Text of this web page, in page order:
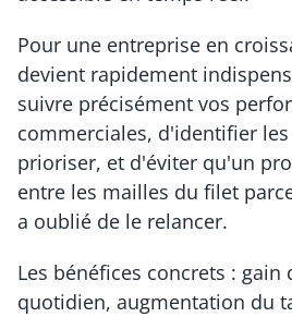
Pour une entreprise en
devient rapidement
suivre précisément vos
commerciales, d'identifier
prioriser, et d'éviter qu'un
entre les mailles du filet
a oublié de le relancer.
Les bénéfices concrets : gain
quotidien, augmentation du